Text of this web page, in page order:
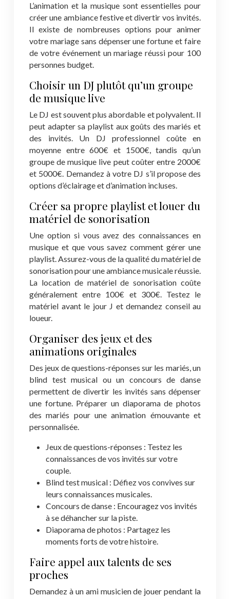
L’animation et la musique sont essentielles pour
créer une ambiance festive et divertir vos invités.
Il existe de nombreuses options pour animer
votre mariage sans dépenser une fortune et faire
de votre événement un mariage réussi pour 100
personnes budget.
Choisir un DJ plutôt qu’un groupe
de musique live
Le DJ est souvent plus abordable et polyvalent. Il
peut adapter sa playlist aux goûts des mariés et
des invités. Un DJ professionnel coûte en
moyenne entre 600€ et 1500€, tandis qu’un
groupe de musique live peut coûter entre 2000€
et 5000€. Demandez à votre DJ s’il propose des
options d’éclairage et d’animation incluses.
Créer sa propre playlist et louer du
matériel de sonorisation
Une option si vous avez des connaissances en
musique et que vous savez comment gérer une
playlist. Assurez-vous de la qualité du matériel de
sonorisation pour une ambiance musicale réussie.
La location de matériel de sonorisation coûte
généralement entre 100€ et 300€. Testez le
matériel avant le jour J et demandez conseil au
loueur.
Organiser des jeux et des
animations originales
Des jeux de questions-réponses sur les mariés, un
blind test musical ou un concours de danse
permettent de divertir les invités sans dépenser
une fortune. Préparer un diaporama de photos
des mariés pour une animation émouvante et
personnalisée.
Jeux de questions-réponses : Testez les
connaissances de vos invités sur votre
couple.
Blind test musical : Défiez vos convives sur
leurs connaissances musicales.
Concours de danse : Encouragez vos invités
à se déhancher sur la piste.
Diaporama de photos : Partagez les
moments forts de votre histoire.
Faire appel aux talents de ses
proches
Demandez à un ami musicien de jouer pendant la